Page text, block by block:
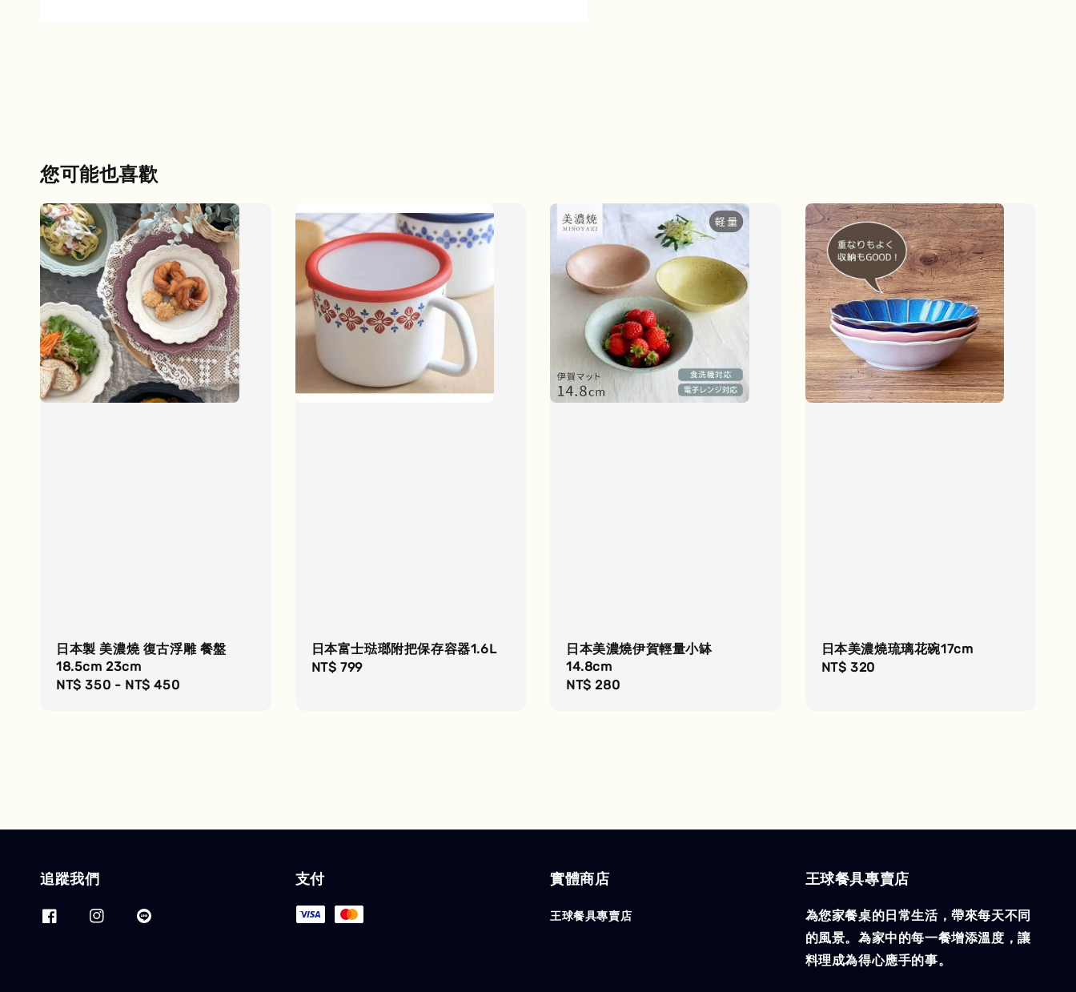
您可能也喜歡
日本製 美濃燒 復古浮雕 餐盤
18.5cm 23cm
Regular
NT$ 350 - NT$ 450
日本富士琺瑯附把保存容器1.6L
Regular
NT$ 799
日本美濃燒伊賀輕量小缽
14.8cm
Regular
NT$ 280
日本美濃燒琉璃花碗17cm
Regular
NT$ 320
追蹤我們 支付 實體商店
王球餐具專賣店
王球餐具專賣店
為您家餐桌的日常生活，帶來每天不同
的風景。為家中的每一餐增添溫度，讓
料理成為得心應手的事。